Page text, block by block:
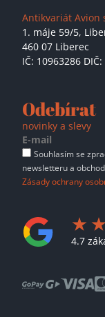
Antikvariát Avion
1. máje 59/5,
460 07 Liberec
IČ: 10963286
Odebírat
novinky a slevy
Souhlasím se
newsletteru a
Zásady ochrany
4.7